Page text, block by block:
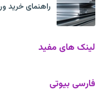
راهنمای خرید
لینک های مفید
فارسی بیوتی